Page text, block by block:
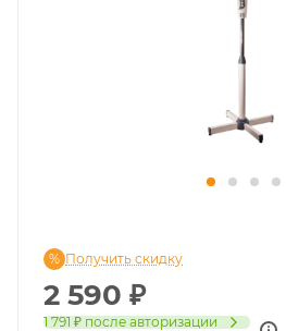
2 590 ₽
1 791 ₽ после авторизации
Получить скидку